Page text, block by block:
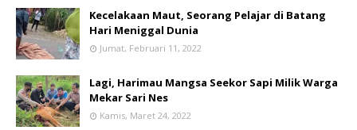
Kecelakaan Maut, Seorang Pelajar di Batang
Hari Meniggal Dunia
Jumat, Februari 11, 2022
Lagi, Harimau Mangsa Seekor Sapi Milik Warga
Mekar Sari Nes
Kamis, Maret 24, 2022